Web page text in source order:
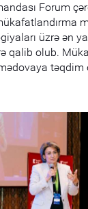
Forum
üzrə ən
qalib olub.
təqdim